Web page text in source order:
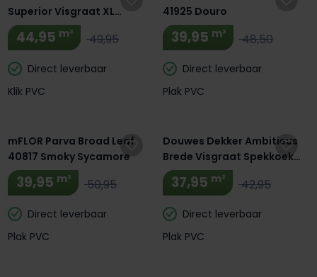
Superior Visgraat XL
Gotham Oak Oiled
44,95 m² 49,95
Direct leverbaar
Klik PVC
41925 Douro
39,95 m² 48,50
Direct leverbaar
Plak PVC
mFLOR Parva Broad Leaf
40817 Smoky Sycamore
39,95 m² 50,95
Direct leverbaar
Plak PVC
Douwes Dekker Ambitieus
Brede Visgraat Spekkoek
10521
37,95 m² 42,95
Direct leverbaar
Plak PVC